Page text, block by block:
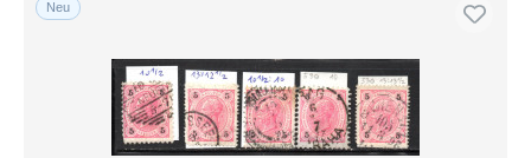
Kostenloser Versand
Zahlungsmethoden
PayPal
Banküberweisung
Neu